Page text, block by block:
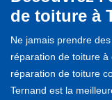
de toiture à
Ne jamais prendre
réparation de toiture
réparation de toiture
Ternand est la